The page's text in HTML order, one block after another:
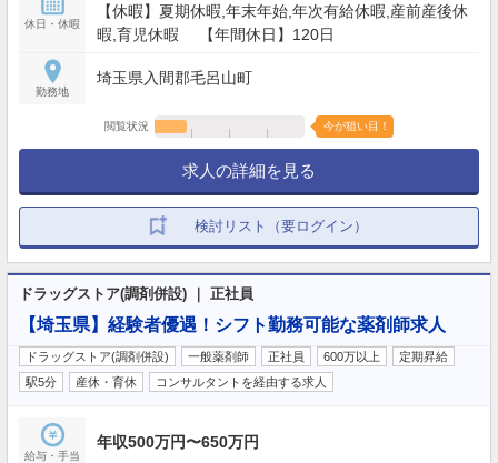
休日・休暇
【休暇】夏期休暇,年末年始,年次有給休暇,産前産後休
暇,育児休暇 【年間休日】120日
勤務地
埼玉県入間郡毛呂山町
閲覧状況 今が狙い目！
求人の詳細を見る
検討リスト（要ログイン）
ドラッグストア(調剤併設) ｜ 正社員
【埼玉県】経験者優遇！シフト勤務可能な薬剤師求人
ドラッグストア(調剤併設) 一般薬剤師 正社員 600万以上
定期昇給
駅5分
産休・育休 コンサルタントを経由する求人
給与・手当
年収500万円〜650万円